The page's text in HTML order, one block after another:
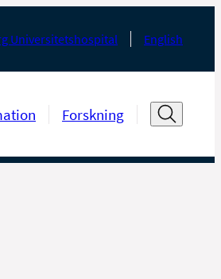
Universitetshospital English
Forskning